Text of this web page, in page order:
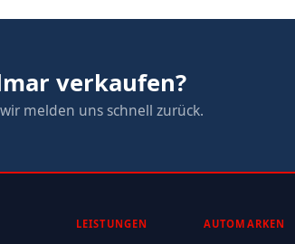
verkaufen?
melden uns schnell zurück.
LEISTUNGEN AUTOMARKEN